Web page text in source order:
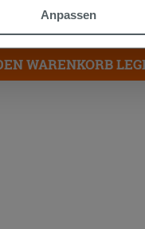
Zustimmung zu allen
durch Klicken auf die
gegeben werden.
klicken, können Sie
Anpassen
€ /STK.49,90 € -
WARENKORB